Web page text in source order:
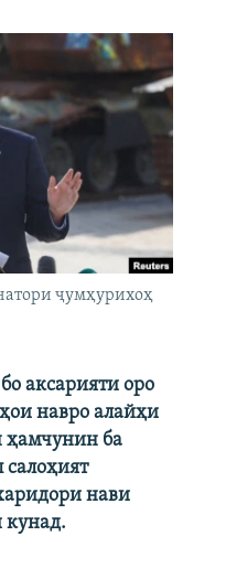
ҷумҳурихоҳ
аксарияти оро
навро алайҳи
ҳамчунин ба
нави
кунад.